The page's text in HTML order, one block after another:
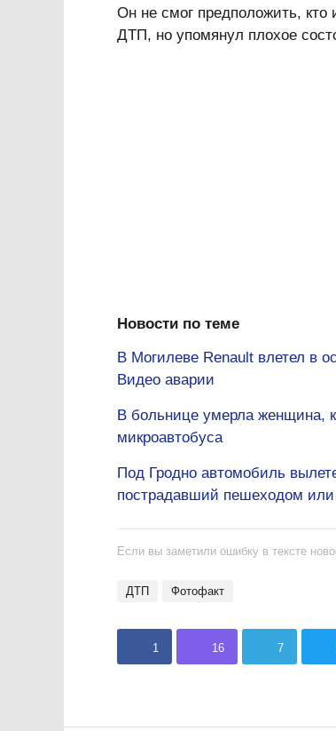
Он не смог предположить, кто
ДТП, но упомянул плохое
Новости по теме
В Могилеве Renault влетел в
Видео аварии
В больнице умерла женщина,
микроавтобуса
Под Гродно автомобиль
пострадавший пешеходом или
Если вы заметили ошибку в тексте
ДТП Фотофакт
1 16 7